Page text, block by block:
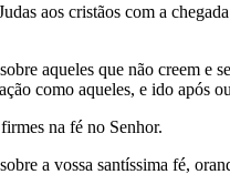
aos cristãos com a
aqueles que não creem
como aqueles, e ido após
na fé no Senhor.
a vossa santíssima fé,